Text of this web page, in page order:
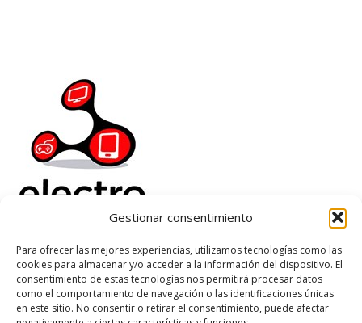
Gestionar consentimiento
Para ofrecer las mejores experiencias, utilizamos tecnologías como las
cookies para almacenar y/o acceder a la información del dispositivo. El
consentimiento de estas tecnologías nos permitirá procesar datos
como el comportamiento de navegación o las identificaciones únicas
en este sitio. No consentir o retirar el consentimiento, puede afectar
Electrorenover
Ayuda
Legal